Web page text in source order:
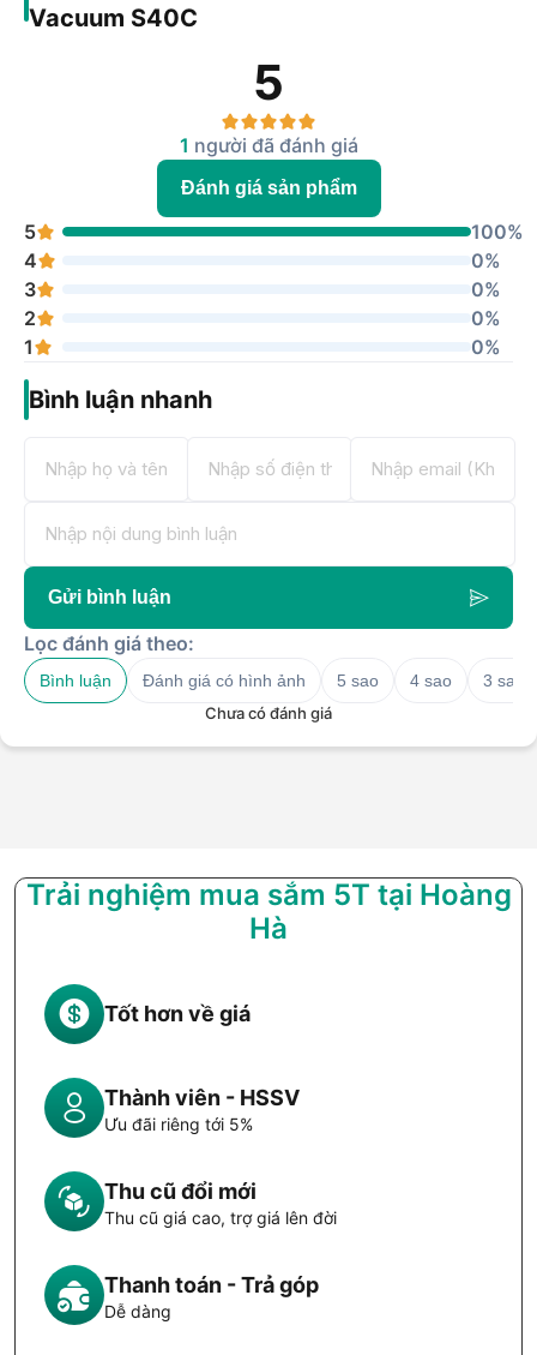
Vacuum S40C
5
1 người đã đánh giá
Đánh giá sản phẩm
5
100%
4
0%
3
0%
2
0%
1
0%
Bình luận nhanh
Gửi bình luận
Lọc đánh giá theo:
Bình luận Đánh giá có hình ảnh 5 sao 4 sao
3 sao
Chưa có đánh giá
Trải nghiệm mua sắm 5T tại Hoàng
Hà
Tốt hơn về giá
Thành viên - HSSV
Ưu đãi riêng tới 5%
Thu cũ đổi mới
Thu cũ giá cao, trợ giá lên đời
Thanh toán - Trả góp
Dễ dàng